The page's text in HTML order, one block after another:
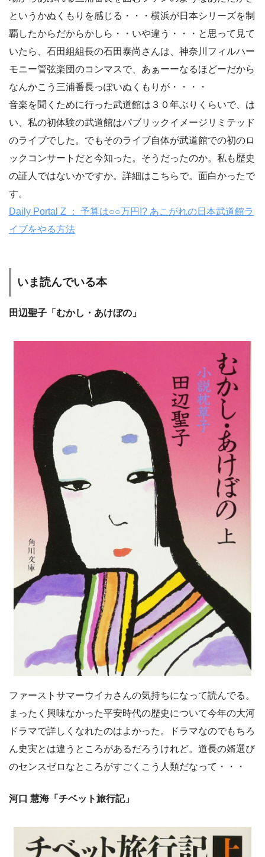
というかぬくもりを感じる・・・横浜が日本シリーズを制
覇したからだからかしら・・いや違う・・・と思って見て
いたら、石田組組長の石田泰尚さんは、神奈川フィルハー
モニー管弦楽団のコンマスで、あぁーーなるほどーだから
なんかこう三浦番長っぽいぬくもりが・・・・
音楽を聞くために行った武道館は３０年ぶりくらいで、は
い、私の初体験の武道館はパブリックイメージリミテッド
のライブでした。でもそのライブ自体が武道館での初のロ
ックコンサートだと今知った。そうだったのか。私も歴史
の証人ではないかですか。詳細はこちらで。面白かったで
す。
Daily Portal Z ： 予算は○○万円!? あこがれの日本武道館ラ
イブをやる方法
いま読んでいる本
田辺聖子「むかし・あけぼの」
ファーストサマーウイカさんの気持ちになって読んでる。
まったく興味なかった平安時代の歴史について今年の大河
ドラマで詳しくなれたのはよかった。ドラマなのでもちろ
ん史実とは違うところがあるだろうけれど。道長の婿選び
のセンスゼロなところがすごくこう人類だなって・・・
河口 慧海「チベット旅行記」